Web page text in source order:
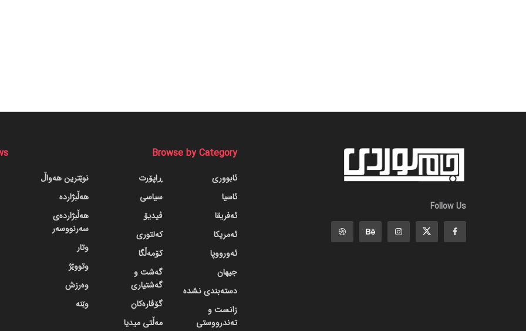
Follow Us
Browse by Category
ئابووری
ئاسیا
ئەفریقا
ئەمریکا
ئەورووپا
جیهان
دسته‌بندی نشده
زانست و
تەندرووستی
ڕاپۆرت
سیاسی
ڤیدیۆ
کەلتوری
کۆمەڵگا
گه‌شت و
گه‌شتیاری
گۆڤاره‌کان
مەڵتی میدیا
نوێترین هەواڵ
هەڵبژاردە
هەڵبژاردەی
سەرنووسەر
وتار
وتووێژ
وەرزش
وێنە